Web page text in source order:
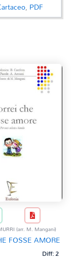
, PDF
(arr. M. Mangani)
FOSSE AMORE
Diff: 2